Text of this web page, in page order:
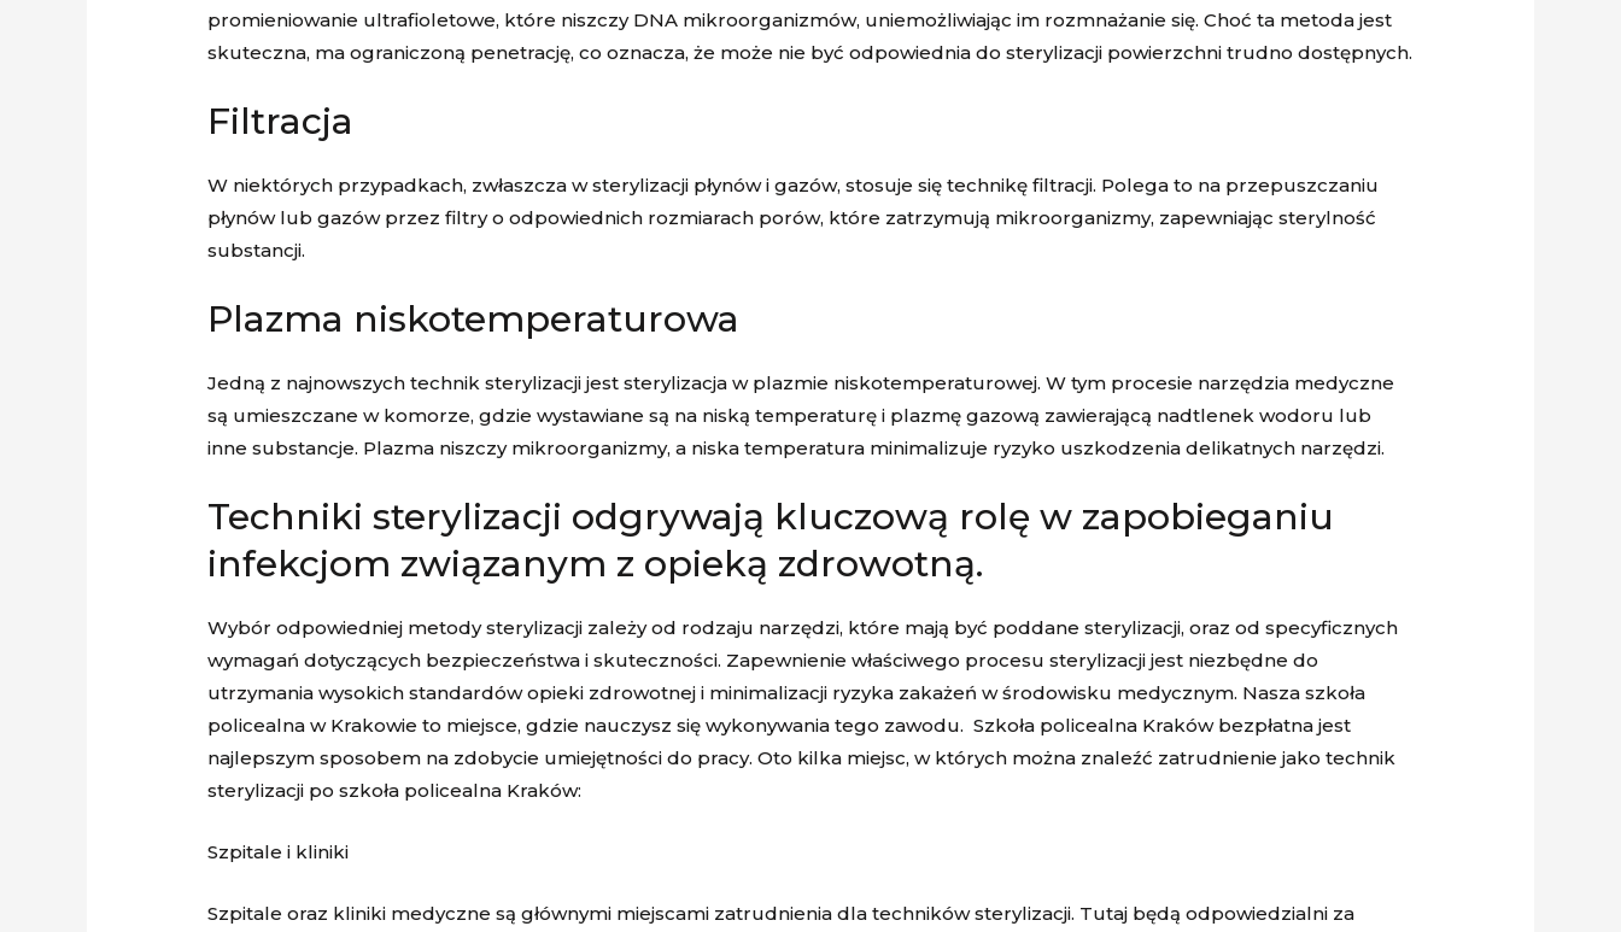
promieniowanie ultrafioletowe, które niszczy DNA mikroorganizmów, uniemożliwiając im rozmnażanie się. Choć ta metoda jest
skuteczna, ma ograniczoną penetrację, co oznacza, że może nie być odpowiednia do sterylizacji powierzchni trudno dostępnych.
Filtracja
W niektórych przypadkach, zwłaszcza w sterylizacji płynów i gazów, stosuje się technikę filtracji. Polega to na przepuszczaniu
płynów lub gazów przez filtry o odpowiednich rozmiarach porów, które zatrzymują mikroorganizmy, zapewniając sterylność
substancji.
Plazma niskotemperaturowa
Jedną z najnowszych technik sterylizacji jest sterylizacja w plazmie niskotemperaturowej. W tym procesie narzędzia medyczne
są umieszczane w komorze, gdzie wystawiane są na niską temperaturę i plazmę gazową zawierającą nadtlenek wodoru lub
inne substancje. Plazma niszczy mikroorganizmy, a niska temperatura minimalizuje ryzyko uszkodzenia delikatnych narzędzi.
Techniki sterylizacji odgrywają kluczową rolę w zapobieganiu
infekcjom związanym z opieką zdrowotną.
Wybór odpowiedniej metody sterylizacji zależy od rodzaju narzędzi, które mają być poddane sterylizacji, oraz od specyficznych
wymagań dotyczących bezpieczeństwa i skuteczności. Zapewnienie właściwego procesu sterylizacji jest niezbędne do
utrzymania wysokich standardów opieki zdrowotnej i minimalizacji ryzyka zakażeń w środowisku medycznym. Nasza szkoła
policealna w Krakowie to miejsce, gdzie nauczysz się wykonywania tego zawodu. Szkoła policealna Kraków bezpłatna jest
najlepszym sposobem na zdobycie umiejętności do pracy. Oto kilka miejsc, w których można znaleźć zatrudnienie jako technik
sterylizacji po szkoła policealna Kraków:
Szpitale i kliniki
Szpitale oraz kliniki medyczne są głównymi miejscami zatrudnienia dla techników sterylizacji. Tutaj będą odpowiedzialni za